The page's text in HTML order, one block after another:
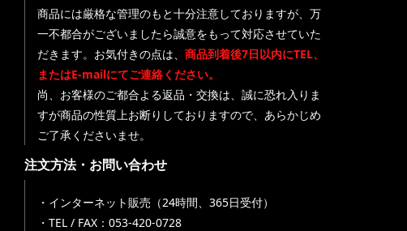
商品には厳格な管理のもと十分注意しておりますが、万
一不都合がございましたら誠意をもって対応させていた
だきます。お気付きの点は、 商品到着後7日以内にTEL、
またはE-mailにてご連絡ください。
尚、お客様のご都合よる返品・交換は、誠に恐れ入りま
すが商品の性質上お断りしておりますので、あらかじめ
ご了承くださいませ。
注文方法・お問い合わせ
・インターネット販売（24時間、365日受付）
・TEL / FAX：053-420-0728